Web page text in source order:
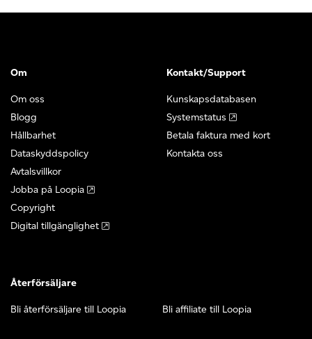
Om
Om oss
Blogg
Hållbarhet
Dataskyddspolicy
Avtalsvillkor
Jobba på Loopia
Copyright
Digital tillgänglighet
Kontakt/Support
Kunskapsdatabasen
Systemstatus
Betala faktura med kort
Kontakta oss
Återförsäljare
Bli återförsäljare till Loopia Bli affiliate till Loopia